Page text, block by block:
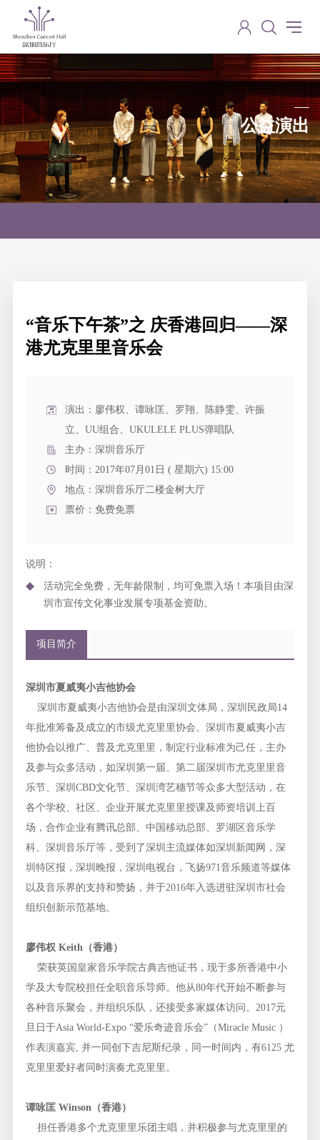
公益演出
Charity performance
“音乐下午茶”之 庆香港回归——深
港尤克里里音乐会
演出：廖伟权、谭咏匡、罗翔、陈静雯、许振
立、UU组合、UKULELE PLUS弹唱队
主办：深圳音乐厅
时间：2017年07月01日 ( 星期六) 15:00
地点： 深圳音乐厅二楼金树大厅
票价：免费免票
说明：
活动完全免费，无年龄限制，均可免票入场！本项目由深
圳市宣传文化事业发展专项基金资助。
项目简介
深圳市夏威夷小吉他协会
深圳市夏威夷小吉他协会是由深圳文体局，深圳民政局14
年批准筹备及成立的市级尤克里里协会。深圳市夏威夷小吉
他协会以推广、普及尤克里里，制定行业标准为己任，主办
及参与众多活动，如深圳第一届、第二届深圳市尤克里里音
乐节、深圳CBD文化节、深圳湾艺穗节等众多大型活动，在
各个学校、社区、企业开展尤克里里授课及师资培训上百
场，合作企业有腾讯总部、中国移动总部、罗湖区音乐学
科、深圳音乐厅等，受到了深圳主流媒体如深圳新闻网，深
圳特区报，深圳晚报，深圳电视台，飞扬971音乐频道等媒体
以及音乐界的支持和赞扬，并于2016年入选进驻深圳市社会
组织创新示范基地。
廖伟权 Keith（香港）
荣获英国皇家音乐学院古典吉他证书，现于多所香港中小
学及大专院校担任全职音乐导师。他从80年代开始不断参与
各种音乐聚会，并组织乐队，还接受多家媒体访问。2017元
旦日于Asia World-Expo “爱乐奇迹音乐会”（Miracle Music ）
作表演嘉宾, 并一同创下吉尼斯纪录，同一时间内，有6125 尤
克里里爱好者同时演奏尤克里里。
谭咏匡 Winson（香港）
担任香港多个尤克里里乐团主唱，并积极参与尤克里里的